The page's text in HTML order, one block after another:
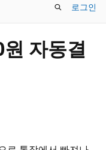
로그인
자동결